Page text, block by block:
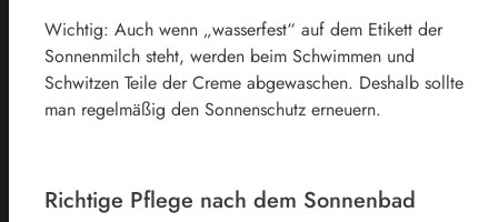
Wichtig: Auch wenn „wasserfest“ auf dem Etikett der
Sonnenmilch steht, werden beim Schwimmen und
Schwitzen Teile der Creme abgewaschen. Deshalb sollte
man regelmäßig den Sonnenschutz erneuern.
Richtige Pflege nach dem Sonnenbad